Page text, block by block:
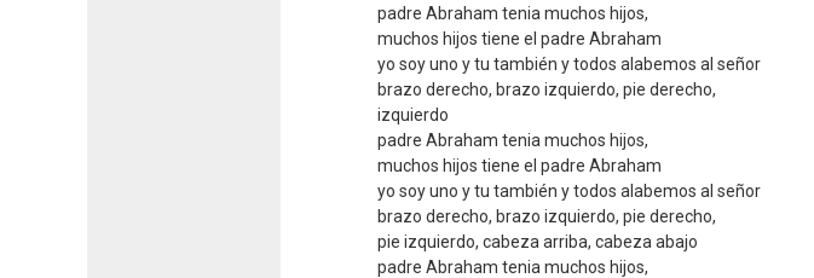
padre Abraham tenia muchos hijos,
muchos hijos tiene el padre Abraham
yo soy uno y tu también y todos alabemos al señor
brazo derecho, brazo izquierdo, pie derecho,
izquierdo
padre Abraham tenia muchos hijos,
muchos hijos tiene el padre Abraham
yo soy uno y tu también y todos alabemos al señor
brazo derecho, brazo izquierdo, pie derecho,
pie izquierdo, cabeza arriba, cabeza abajo
padre Abraham tenia muchos hijos,